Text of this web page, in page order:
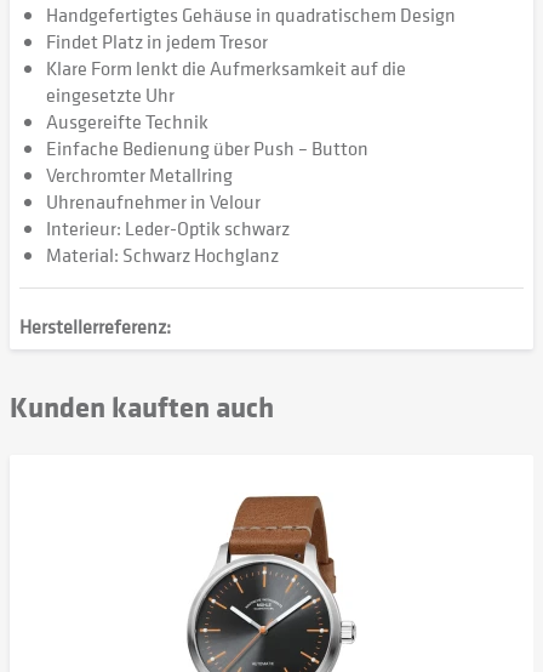
Handgefertigtes Gehäuse in quadratischem Design
Findet Platz in jedem Tresor
Klare Form lenkt die Aufmerksamkeit auf die
eingesetzte Uhr
Ausgereifte Technik
Einfache Bedienung über Push – Button
Verchromter Metallring
Uhrenaufnehmer in Velour
Interieur: Leder-Optik schwarz
Material: Schwarz Hochglanz
Herstellerreferenz:
Kunden kauften auch